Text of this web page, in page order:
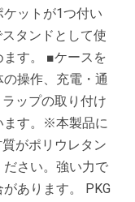
ットが1つ付い
タンドとして使
す。 ■ケースを
操作、充電・通
ップの取り付け
ます。※本製品に
がポリウレタン
さい。強い力で
あります。 PKG